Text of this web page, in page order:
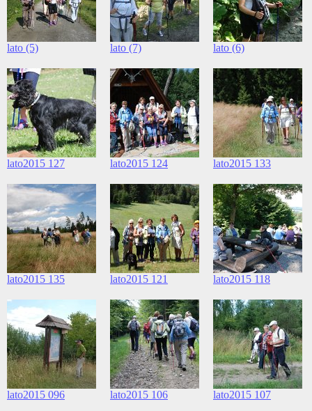
lato (5) lato (7) lato (6)
lato2015 127 lato2015 124 lato2015 133
lato2015 135 lato2015 121 lato2015 118
lato2015 096 lato2015 106 lato2015 107